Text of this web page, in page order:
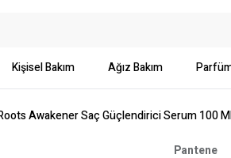
Kişisel Bakım Ağız Bakım
Awakener Saç Güçlendirici Serum 100
Pantene